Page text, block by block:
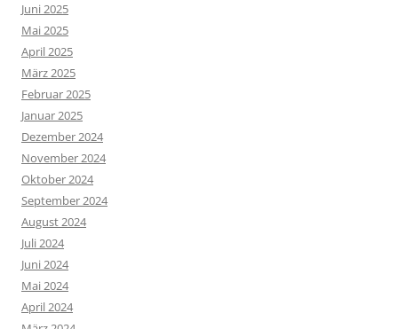
Juni 2025
Mai 2025
April 2025
März 2025
Februar 2025
Januar 2025
Dezember 2024
November 2024
Oktober 2024
September 2024
August 2024
Juli 2024
Juni 2024
Mai 2024
April 2024